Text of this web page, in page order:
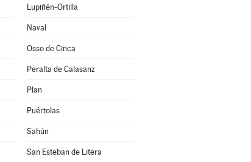
Lupiñén-Ortilla
Naval
Osso de Cinca
Peralta de Calasanz
Plan
Puértolas
Sahún
San Esteban de Litera